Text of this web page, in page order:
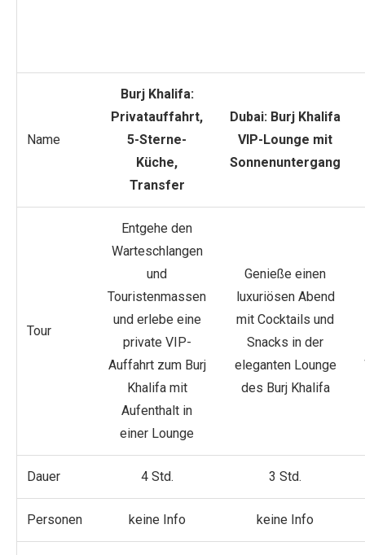
Name
Burj Khalifa:
Privatauffahrt,
5-Sterne-
Küche,
Transfer
Dubai: Burj Khalifa
VIP-Lounge mit
Sonnenuntergang
Tour
Entgehe den
Warteschlangen
und
Touristenmassen
und erlebe eine
private VIP-
Auffahrt zum Burj
Khalifa mit
Aufenthalt in
einer Lounge
Genieße einen
luxuriösen Abend
mit Cocktails und
Snacks in der
eleganten Lounge
des Burj Khalifa
Dauer 4 Std. 3 Std.
Personen keine Info keine Info